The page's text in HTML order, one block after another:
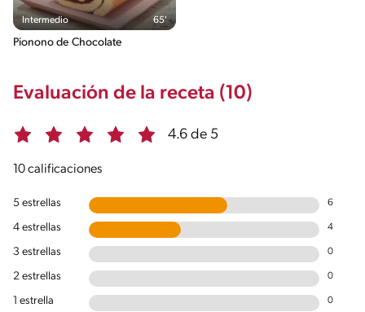
Intermedio 65'
Pionono de Chocolate
Evaluación de la receta (10)
4.6 de 5
10 calificaciones
5 estrellas 6
4 estrellas 4
3 estrellas 0
2 estrellas 0
1 estrella 0